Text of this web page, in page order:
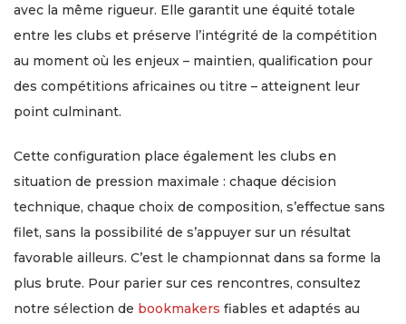
avec la même rigueur. Elle garantit une équité totale
entre les clubs et préserve l’intégrité de la compétition
au moment où les enjeux – maintien, qualification pour
des compétitions africaines ou titre – atteignent leur
point culminant.
Cette configuration place également les clubs en
situation de pression maximale : chaque décision
technique, chaque choix de composition, s’effectue sans
filet, sans la possibilité de s’appuyer sur un résultat
favorable ailleurs. C’est le championnat dans sa forme la
plus brute. Pour parier sur ces rencontres, consultez
notre sélection de bookmakers fiables et adaptés au